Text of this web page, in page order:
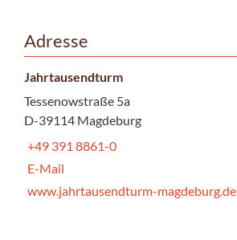
Adresse
Jahrtausendturm
Tessenowstraße 5a
D-39114 Magdeburg
+49 391 8861-0
E-Mail
www.jahrtausendturm-magdeburg.de